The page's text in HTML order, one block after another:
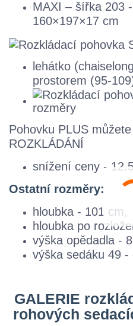
MAXI – šířka 203
160×197×17 cm
lehátko
prostorem (95-
Pohovku PLUS
ROZKLÁDÁNÍ
snížení ceny -
Ostatní rozměry:
hloubka - 101 cm,
hloubka po
výška opědadla -
výška sedáku 49 -
GALERIE
rohových